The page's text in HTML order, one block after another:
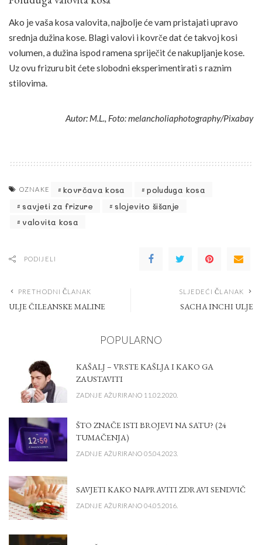
Ako je vaša kosa valovita, najbolje će vam pristajati upravo
srednja dužina kose. Blagi valovi i kovrče dat će takvoj kosi
volumen, a dužina ispod ramena spriječit će nakupljanje kose.
Uz ovu frizuru bit ćete slobodni eksperimentirati s raznim
stilovima.
Autor: M.L., Foto: melancholiaphotography/Pixabay
OZNAKE kovrčava kosa
poluduga kosa
savjeti za frizure
slojevito šišanje
valovita kosa
PODIJELI
PRETHODNI ČLANAK
ULJE ČILEANSKE MALINE
SLJEDEĆI ČLANAK
SACHA INCHI ULJE
POPULARNO
KAŠALJ – VRSTE KAŠLJA I KAKO GA
ZAUSTAVITI
ZADNJE AŽURIRANO 11.02.2020.
ŠTO ZNAČE ISTI BROJEVI NA SATU? (24
TUMAČENJA)
ZADNJE AŽURIRANO 05.04.2023.
SAVJETI KAKO NAPRAVITI ZDRAVI SENDVIČ
ZADNJE AŽURIRANO 04.05.2016.